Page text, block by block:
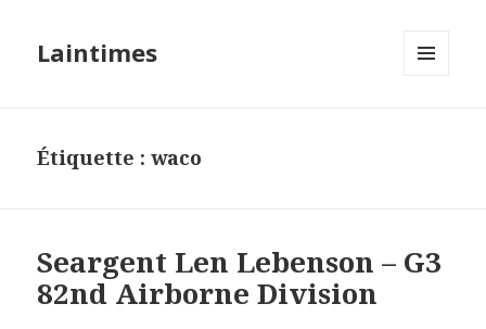
Laintimes
Étiquette :waco
Seargent Len Lebenson – G3
82nd Airborne Division